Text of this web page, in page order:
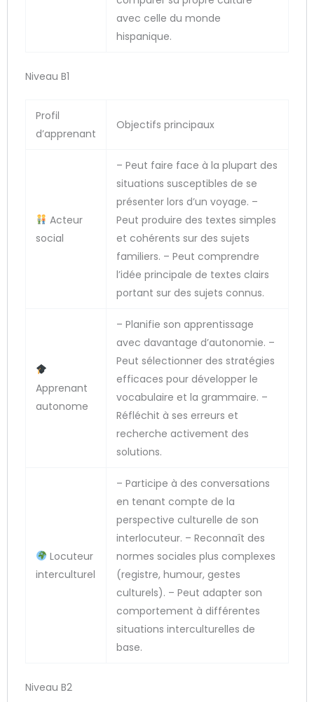
avec celle du monde
hispanique.
Niveau B1
Profil
d’apprenant
Objectifs principaux
Acteur
social
– Peut faire face à la plupart des
situations susceptibles de se
présenter lors d’un voyage. –
Peut produire des textes simples
et cohérents sur des sujets
familiers. – Peut comprendre
l’idée principale de textes clairs
portant sur des sujets connus.
Apprenant
autonome
– Planifie son apprentissage
avec davantage d’autonomie. –
Peut sélectionner des stratégies
efficaces pour développer le
vocabulaire et la grammaire. –
Réfléchit à ses erreurs et
recherche activement des
solutions.
Locuteur
interculturel
– Participe à des conversations
en tenant compte de la
perspective culturelle de son
interlocuteur. – Reconnaît des
normes sociales plus complexes
(registre, humour, gestes
culturels). – Peut adapter son
comportement à différentes
situations interculturelles de
base.
Niveau B2